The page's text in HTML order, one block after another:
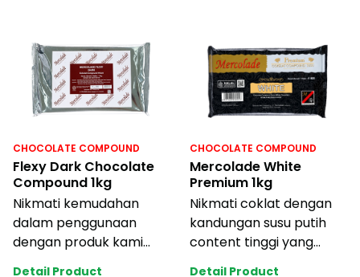
CHOCOLATE COMPOUND
Flexy Dark Chocolate
Compound 1kg
Nikmati kemudahan
dalam penggunaan
dengan produk kami
Detail Product
CHOCOLATE COMPOUND
Mercolade White
Premium 1kg
Nikmati coklat dengan
kandungan susu putih
content tinggi yang
Detail Product